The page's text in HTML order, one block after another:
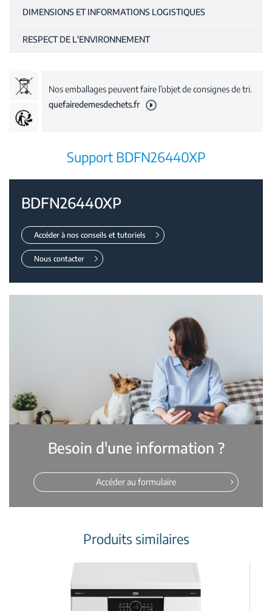
DIMENSIONS ET INFORMATIONS LOGISTIQUES
RESPECT DE L'ENVIRONNEMENT
Nos emballages peuvent faire l’objet de consignes de tri.
quefairedemesdechets.fr
Support BDFN26440XP
BDFN26440XP
Accéder à nos conseils et tutoriels
Nous contacter
Besoin d'une information ?
Accéder au formulaire
Produits similaires